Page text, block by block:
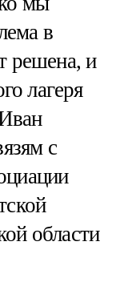
в
решена, и
лагеря
с
области